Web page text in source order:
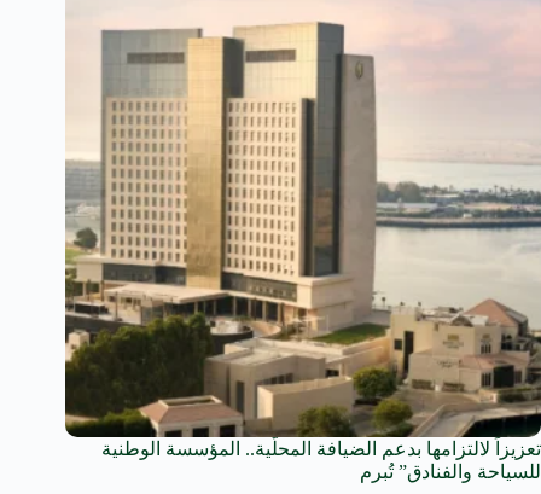
تعزيزاً لالتزامها بدعم الضيافة المحلّية.. المؤسسة الوطنية
للسياحة والفنادق” تُبرم